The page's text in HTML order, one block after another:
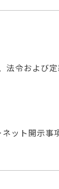
令および
ット開示事